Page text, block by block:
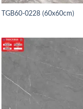
TGB60-0228 (60x60cm)